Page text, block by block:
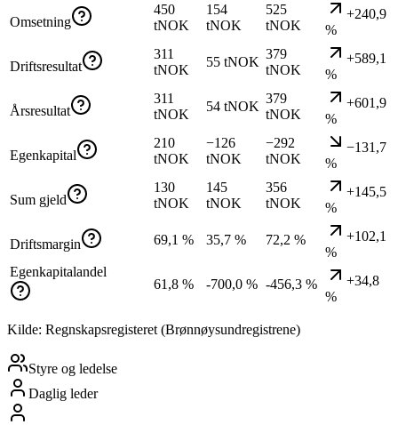
Omsetning
450
tNOK
154
tNOK
525
tNOK
+240,9
%
Driftsresultat
311
tNOK
55 tNOK
379
tNOK
+589,1
%
Årsresultat
311
tNOK
54 tNOK
379
tNOK
+601,9
%
Egenkapital
210
tNOK
−126
tNOK
−292
tNOK
−131,7
%
Sum gjeld
130
tNOK
145
tNOK
356
tNOK
+145,5
%
Driftsmargin 69,1 % 35,7 % 72,2 %
+102,1
%
Egenkapitalandel
61,8 %
-700,0 % -456,3 %
+34,8
%
Kilde: Regnskapsregisteret (Brønnøysundregistrene)
Styre og ledelse
Daglig leder